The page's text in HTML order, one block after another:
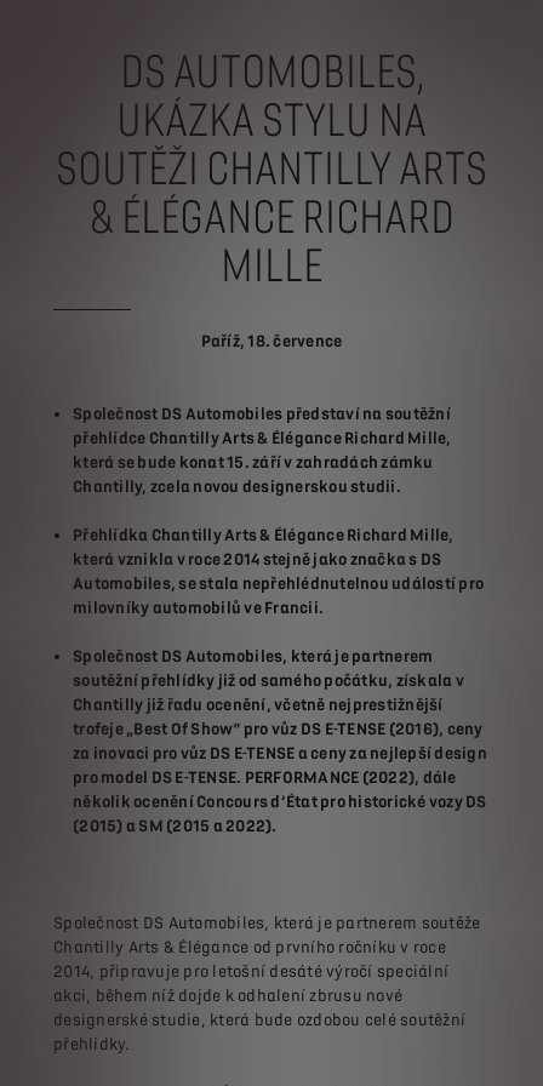
DS AUTOMOBILES,
UKÁZKA STYLU NA
SOUTĚŽI CHANTILLY ARTS
& ÉLÉGANCE RICHARD
MILLE
Paříž, 18. července
Společnost DS Automobiles představí na soutěžní
přehlídce Chantilly Arts & Élégance Richard Mille,
která se bude konat 15. září v zahradách zámku
Chantilly, zcela novou designerskou studii.
Přehlídka Chantilly Arts & Élégance Richard Mille,
která vznikla v roce 2014 stejně jako značka s DS
Automobiles, se stala nepřehlédnutelnou událostí pro
milovníky automobilů ve Francii.
Společnost DS Automobiles, která je partnerem
soutěžní přehlídky již od samého počátku, získala v
Chantilly již řadu ocenění, včetně nejprestižnější
trofeje „Best Of Show“ pro vůz DS E-TENSE (2016), ceny
za inovaci pro vůz DS E-TENSE a ceny za nejlepší design
pro model DS E-TENSE. PERFORMANCE (2022), dále
několik ocenění Concours d’État pro historické vozy DS
(2015) a SM (2015 a 2022).
Společnost DS Automobiles, která je partnerem soutěže
Chantilly Arts & Élégance od prvního ročníku v roce
2014, připravuje pro letošní desáté výročí speciální
akci, během níž dojde k odhalení zbrusu nové
designerské studie, která bude ozdobou celé soutěžní
přehlídky.